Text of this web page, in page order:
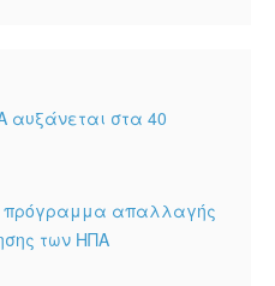
αυξάνεται στα 40
πρόγραμμα απαλλαγής
των ΗΠΑ